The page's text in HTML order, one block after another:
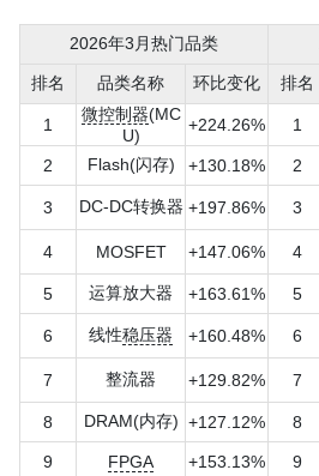
2026年3月热门品类
排名 品类名称 环比变化 排名
1
微控制器(MC
U)
+224.26% 1
2 Flash(闪存) +130.18% 2
3 DC-DC转换器 +197.86% 3
4 MOSFET +147.06% 4
5 运算放大器 +163.61% 5
6 线性稳压器 +160.48% 6
7 整流器 +129.82% 7
8 DRAM(内存) +127.12% 8
9 FPGA +153.13% 9